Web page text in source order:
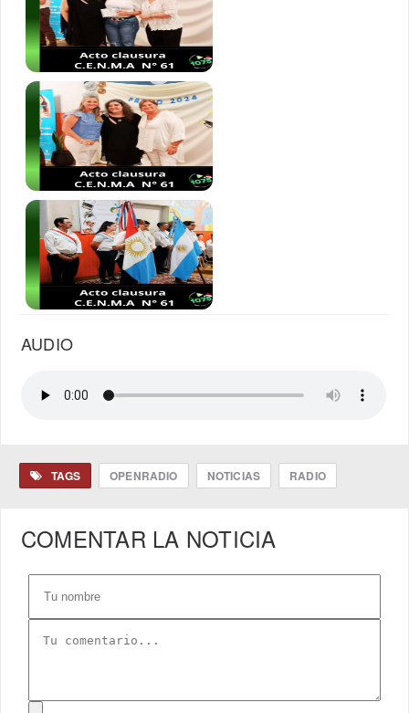
AUDIO
TAGS OPENRADIO NOTICIAS RADIO
COMENTAR LA NOTICIA